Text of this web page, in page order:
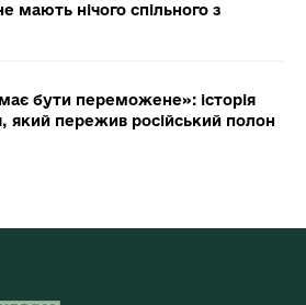
мають нічого спільного з
бути переможене»: історія
який пережив російський полон